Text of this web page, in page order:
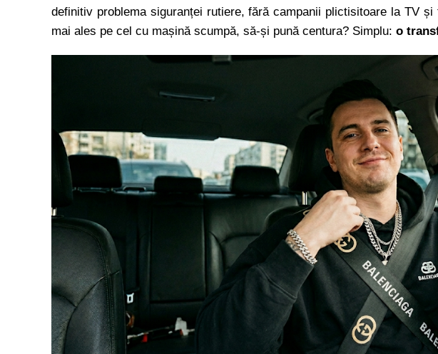
definitiv problema siguranței rutiere, fără campanii plictisitoare la TV
mai ales pe cel cu mașină scumpă, să-și pună centura? Simplu: o